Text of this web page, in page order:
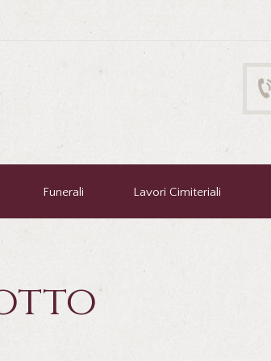
Funerali Lavori Cimiteriali